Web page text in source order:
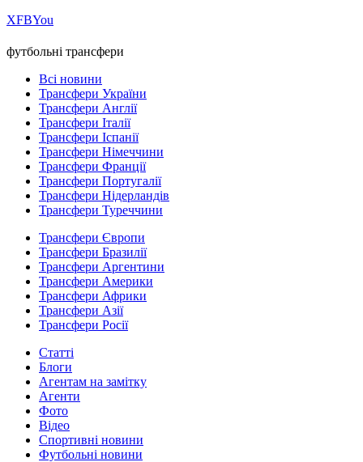
ХFBYou
футбольні трансфери
Всі новини
Трансфери України
Трансфери Англії
Трансфери Італії
Трансфери Іспанії
Трансфери Німеччини
Трансфери Франції
Трансфери Португалії
Трансфери Нідерландів
Трансфери Туреччини
Трансфери Європи
Трансфери Бразилії
Трансфери Аргентини
Трансфери Америки
Трансфери Африки
Трансфери Азії
Трансфери Росії
Статті
Блоги
Агентам на замітку
Агенти
Фото
Відео
Спортивні новини
Футбольні новини